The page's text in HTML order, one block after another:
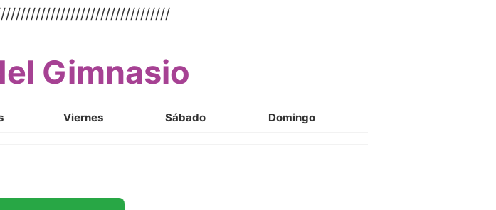
Gimnasio
Viernes Sábado Domingo